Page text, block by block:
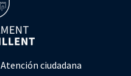
Atención ciudadana